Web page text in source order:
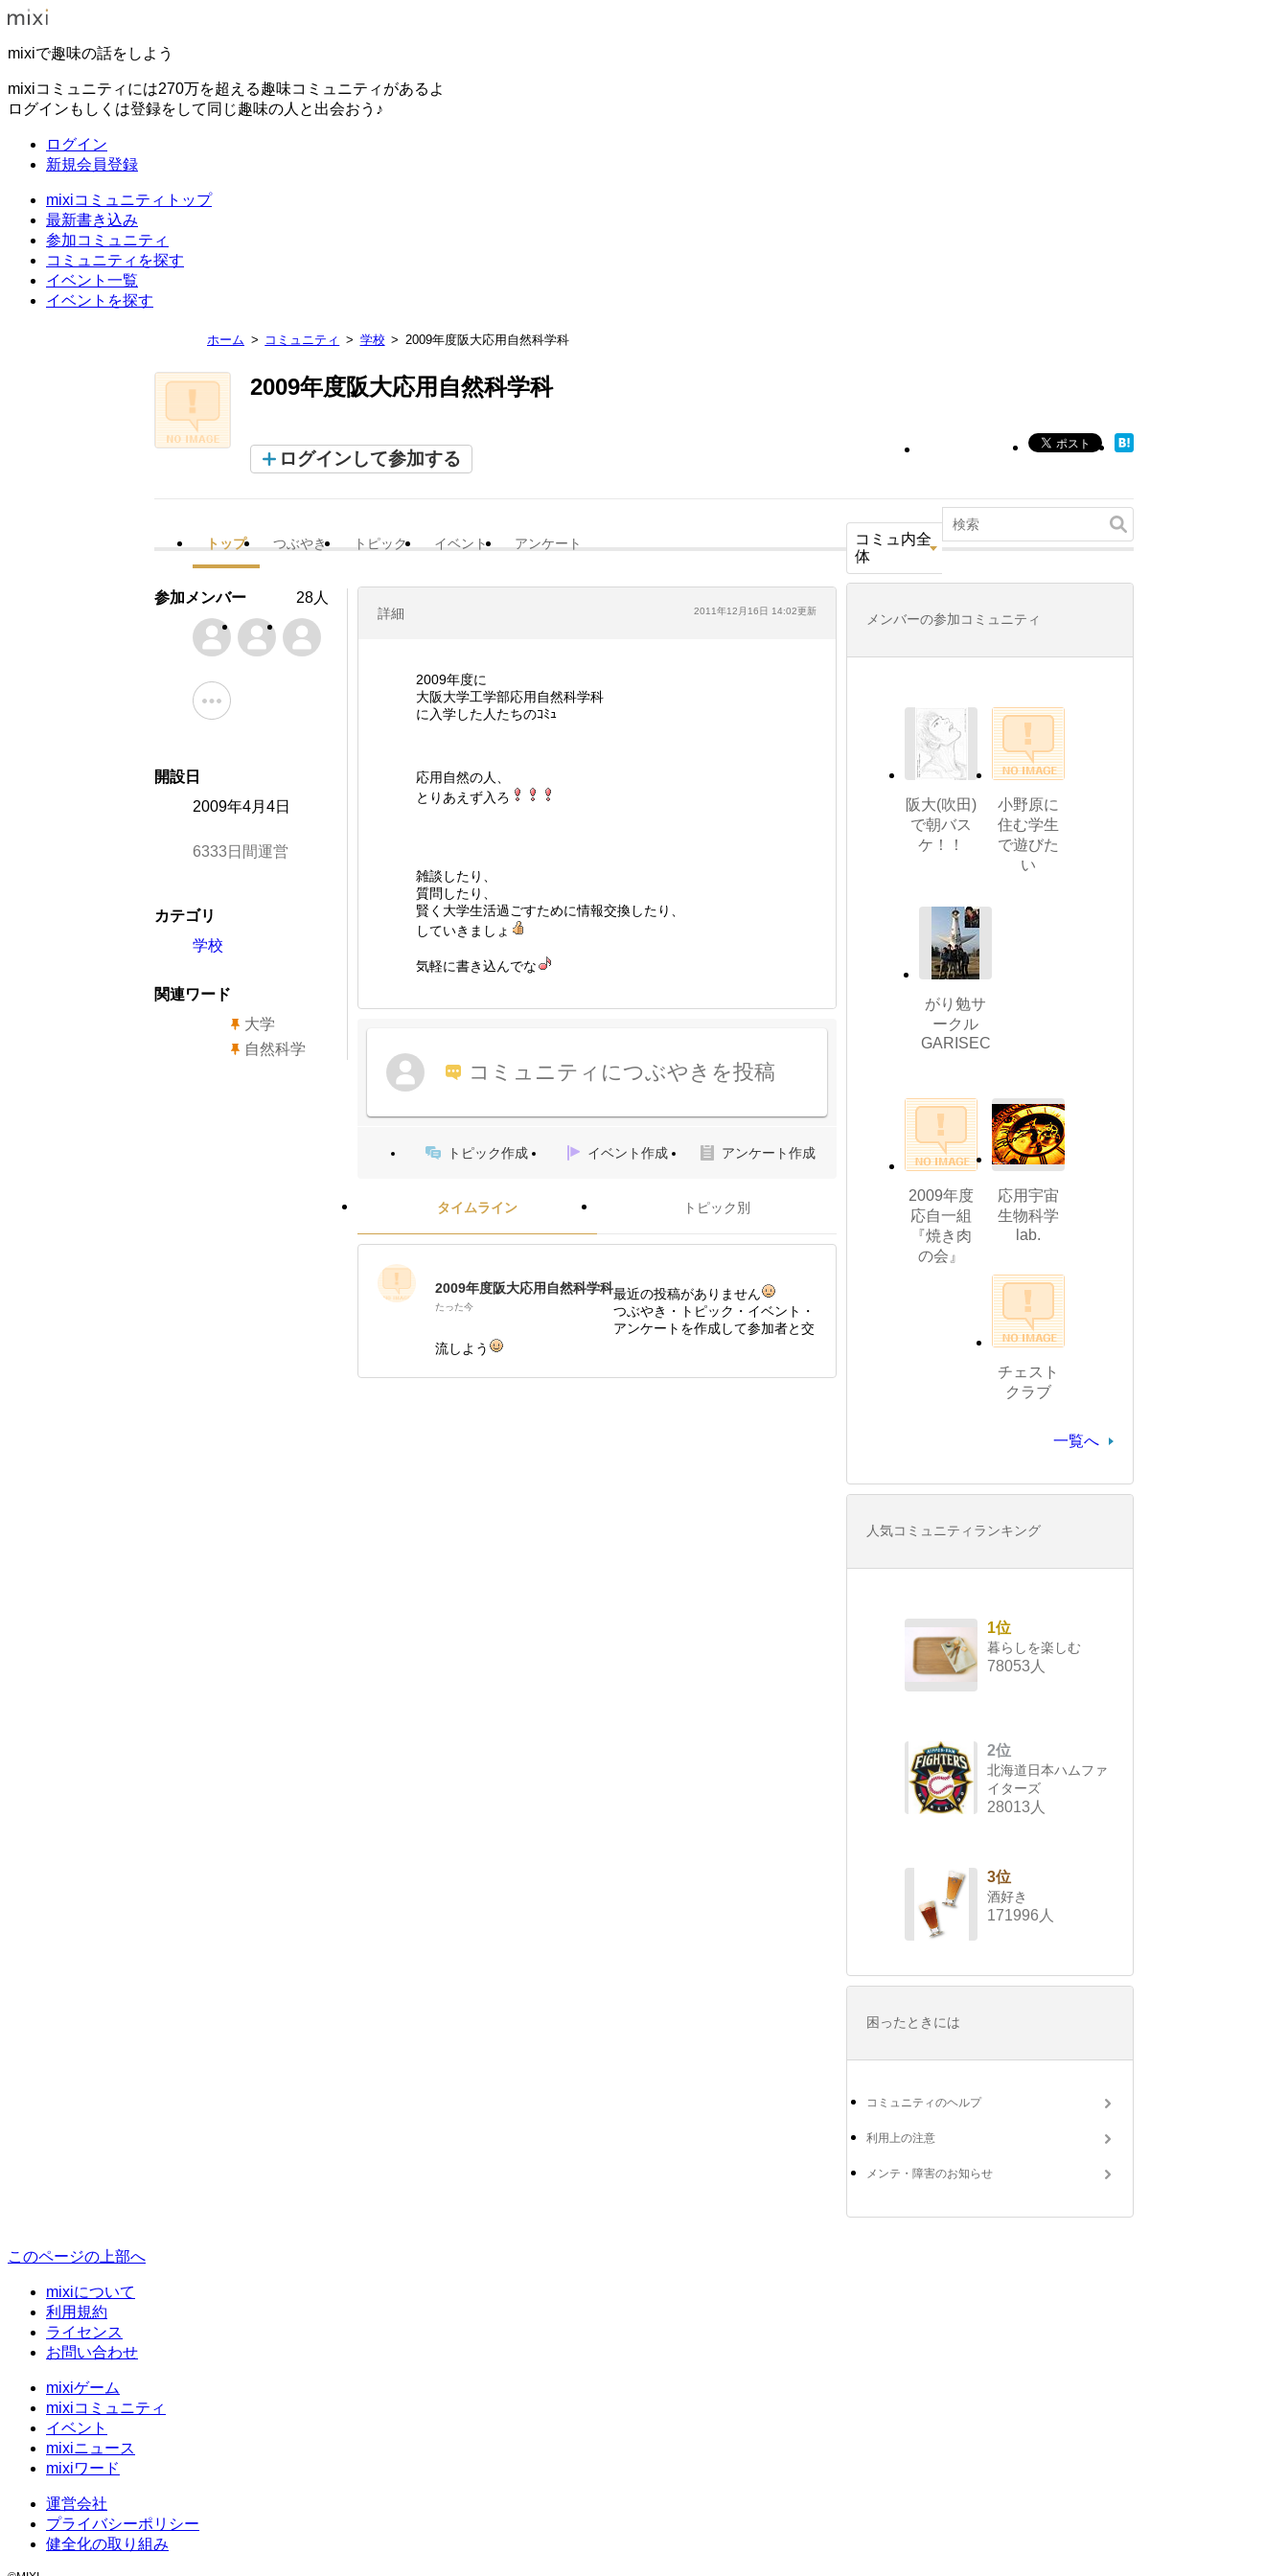
mixiで趣味の話をしよう
mixiコミュニティには270万を超える趣味コミュニティがあるよ
ログインもしくは登録をして同じ趣味の人と出会おう♪
ログイン
新規会員登録
mixiコミュニティトップ
最新書き込み
参加コミュニティ
コミュニティを探す
イベント一覧
イベントを探す
ホーム コミュニティ 学校 2009年度阪大応用自然科学科
2009年度阪大応用自然科学科
ログインして参加する
トップ つぶやき トピック イベント アンケート
コミュ内全
体
詳細 2011年12月16日 14:02更新
2009年度に
大阪大学工学部応用自然科学科
に入学した人たちのｺﾐｭ
応用自然の人、
とりあえず入ろ
雑談したり、
質問したり、
賢く大学生活過ごすために情報交換したり、
していきましょ
気軽に書き込んでな
コミュニティにつぶやきを投稿
トピック作成 イベント作成 アンケート作成
タイムライン トピック別
2009年度阪大応用自然科学科
たった今
最近の投稿がありません
つぶやき・トピック・イベント・
アンケートを作成して参加者と交
流しよう
参加メンバー 28人
開設日
2009年4月4日
6333日間運営
カテゴリ
学校
関連ワード
大学
自然科学
メンバーの参加コミュニティ
阪大(吹田)
で朝バス
ケ！！
小野原に
住む学生
で遊びた
い
がり勉サ
ークル
GARISEC
2009年度
応自一組
『焼き肉
の会』
応用宇宙
生物科学
lab.
チェスト
クラブ
一覧へ
人気コミュニティランキング
1位
暮らしを楽しむ
78053人
2位
北海道日本ハムファ
イターズ
28013人
3位
酒好き
171996人
困ったときには
コミュニティのヘルプ
利用上の注意
メンテ・障害のお知らせ
このページの上部へ
mixiについて
利用規約
ライセンス
お問い合わせ
mixiゲーム
mixiコミュニティ
イベント
mixiニュース
mixiワード
運営会社
プライバシーポリシー
健全化の取り組み